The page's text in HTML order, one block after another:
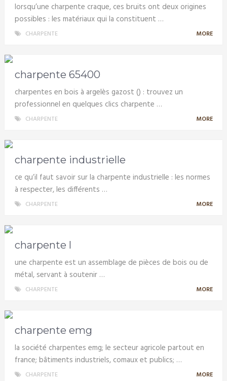
lorsqu’une charpente craque, ces bruits ont deux origines
possibles : les matériaux qui la constituent …
CHARPENTE MORE
charpente 65400
charpentes en bois à argelès gazost () : trouvez un
professionnel en quelques clics charpente …
CHARPENTE MORE
charpente industrielle
ce qu’il faut savoir sur la charpente industrielle : les normes
à respecter, les différents …
CHARPENTE MORE
charpente l
une charpente est un assemblage de pièces de bois ou de
métal, servant à soutenir …
CHARPENTE MORE
charpente emg
la société charpentes emg; le secteur agricole partout en
france; bâtiments industriels, comaux et publics; …
CHARPENTE MORE